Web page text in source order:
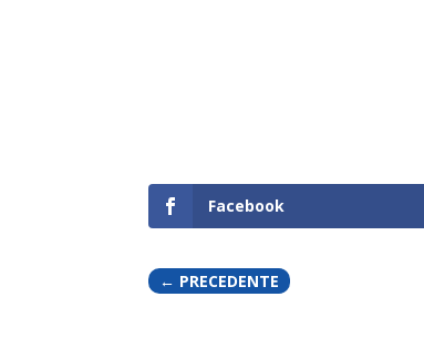
Facebook
← PRECEDENTE